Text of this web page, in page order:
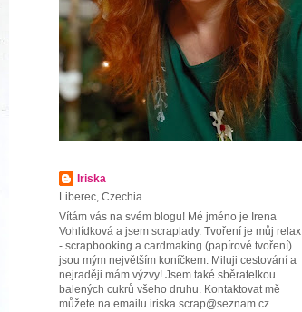
Iriska
Liberec, Czechia
Vítám vás na svém blogu! Mé jméno je Irena
Vohlídková a jsem scraplady. Tvoření je můj relax
- scrapbooking a cardmaking (papírové tvoření)
jsou mým největším koníčkem. Miluji cestování a
nejraději mám výzvy! Jsem také sběratelkou
balených cukrů všeho druhu. Kontaktovat mě
můžete na emailu iriska.scrap@seznam.cz.